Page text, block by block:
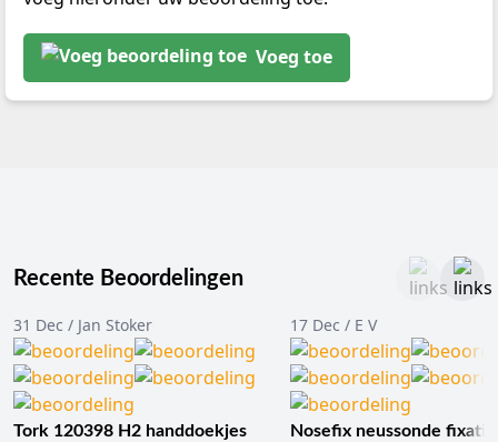
Voeg toe
Recente Beoordelingen
31 Dec / Jan Stoker
Tork 120398 H2 handdoekjes
17 Dec / E V
Nosefix neussonde